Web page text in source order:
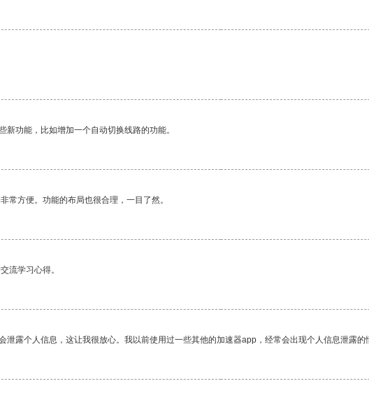
功能，比如增加一个自动切换线路的功能。
常方便。功能的布局也很合理，一目了然。
流学习心得。
露个人信息，这让我很放心。我以前使用过一些其他的加速器app，经常会出现个人信息泄露的